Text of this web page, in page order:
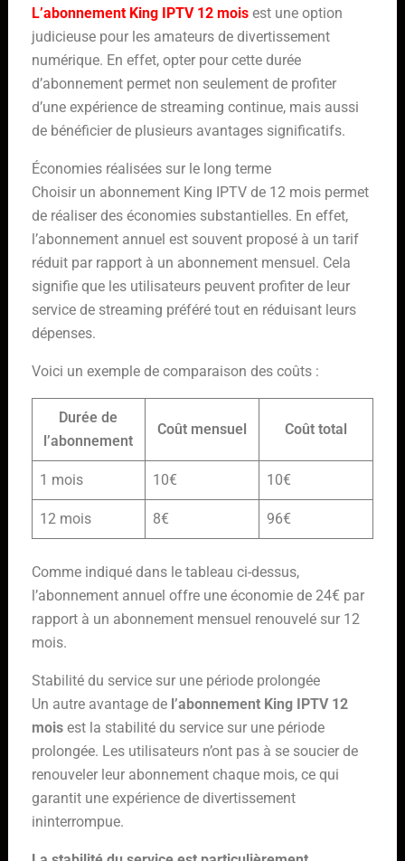
L’abonnement King IPTV 12 moisest une option
judicieuse pour les amateurs de divertissement
numérique. En effet, opter pour cette durée
d’abonnement permet non seulement de profiter
d’une expérience de streaming continue, mais aussi
de bénéficier de plusieurs avantages significatifs.
Économies réalisées sur le long terme
Choisir un abonnement King IPTV de 12 mois permet
de réaliser des économies substantielles. En effet,
l’abonnement annuel est souvent proposé à un tarif
réduit par rapport à un abonnement mensuel. Cela
signifie que les utilisateurs peuvent profiter de leur
service de streaming préféré tout en réduisant leurs
dépenses.
Voici un exemple de comparaison des coûts :
Durée de
l’abonnement
Coût mensuel Coût total
1 mois 10€ 10€
12 mois 8€ 96€
Comme indiqué dans le tableau ci-dessus,
l’abonnement annuel offre une économie de 24€ par
rapport à un abonnement mensuel renouvelé sur 12
mois.
Stabilité du service sur une période prolongée
Un autre avantage de l’abonnement King IPTV 12
mois est la stabilité du service sur une période
prolongée. Les utilisateurs n’ont pas à se soucier de
renouveler leur abonnement chaque mois, ce qui
garantit une expérience de divertissement
ininterrompue.